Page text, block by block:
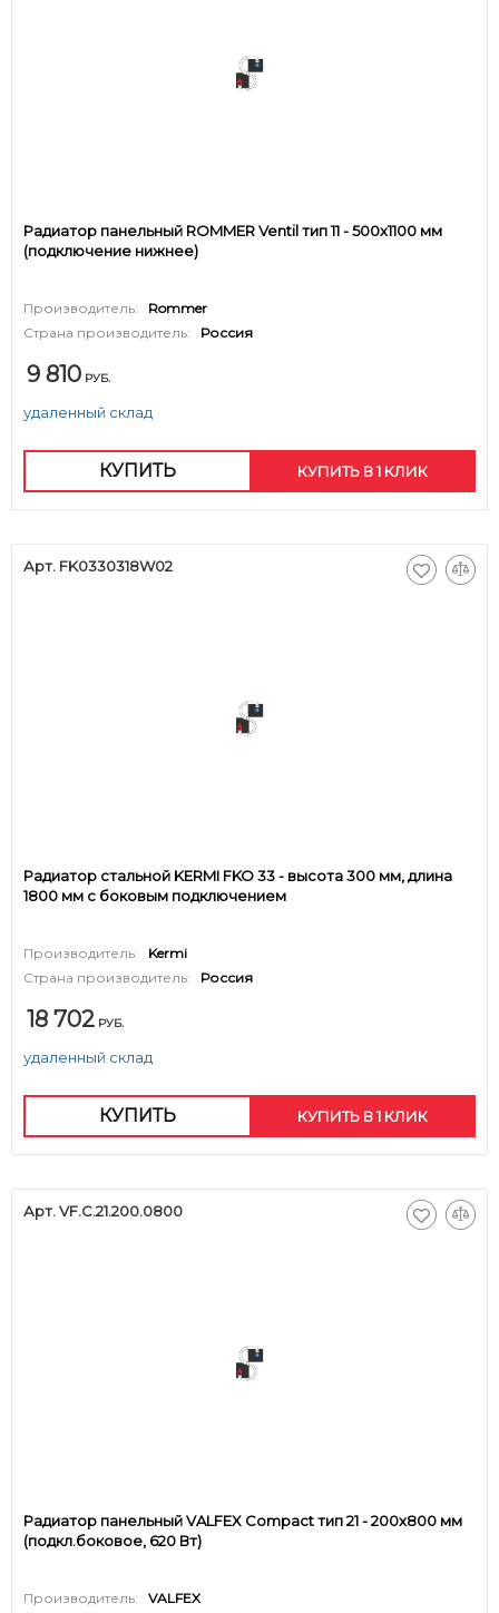
Радиатор панельный ROMMER Ventil тип 11 - 500x1100 мм
(подключение нижнее)
Производитель:
Rommer
Страна производитель:
Россия
9 810 РУБ.
удаленный склад
КУПИТЬ КУПИТЬ В 1 КЛИК
Арт. FK0330318W02
Радиатор стальной KERMI FKO 33 - высота 300 мм, длина
1800 мм с боковым подключением
Производитель:
Kermi
Страна производитель:
Россия
18 702 РУБ.
удаленный склад
КУПИТЬ КУПИТЬ В 1 КЛИК
Арт. VF.C.21.200.0800
Радиатор панельный VALFEX Compact тип 21 - 200x800 мм
(подкл.боковое, 620 Вт)
Производитель:
VALFEX